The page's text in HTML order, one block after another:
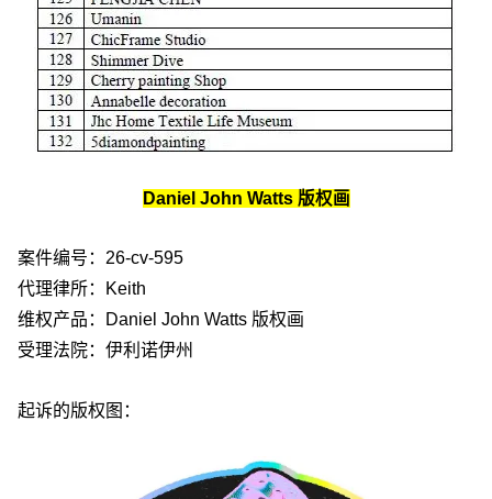
Daniel John Watts 版权画
案件编号：26-cv-595
代理律所：Keith
维权产品：Daniel John Watts 版权画
受理法院：伊利诺伊州
起诉的版权图：